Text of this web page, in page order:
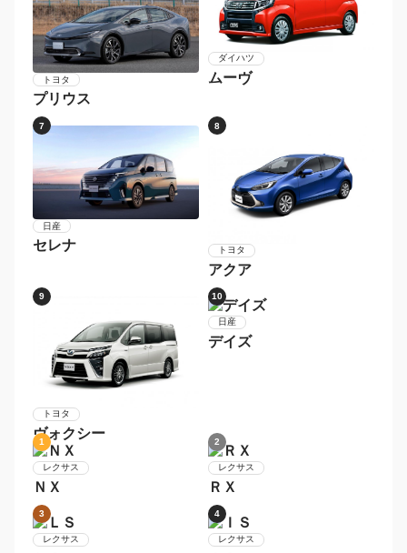
ダイハツ
タント
ホンダ
Ｎ−ＢＯＸカスタム
Ｎ−ＢＯＸ
4
スズキ
トヨタ
6
7
日産
セレナ トヨタ